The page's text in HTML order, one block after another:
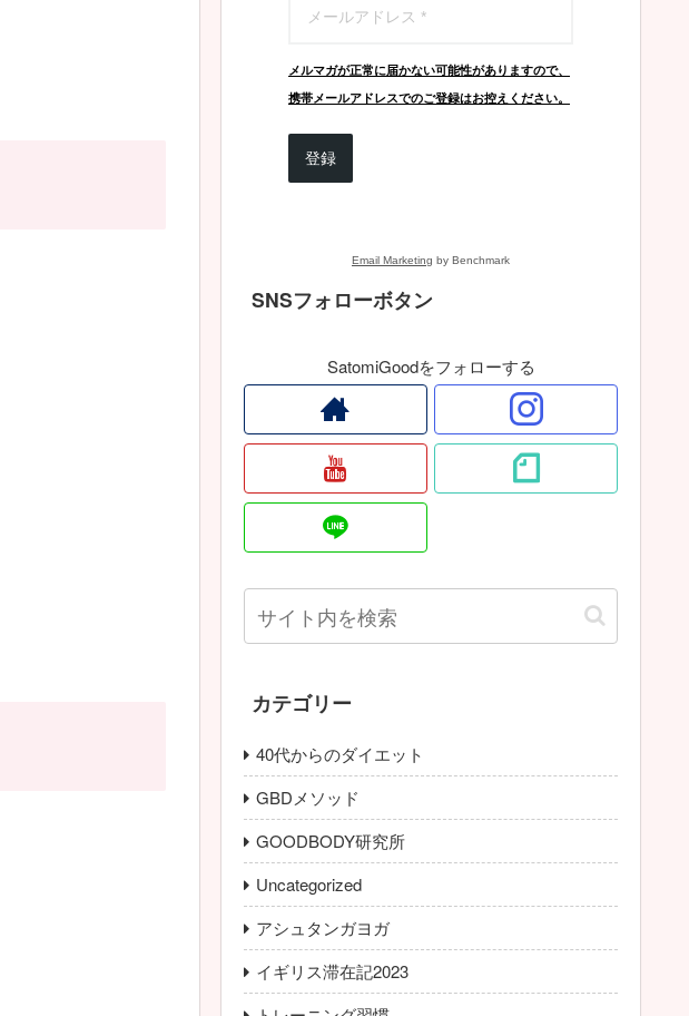
メルマガが正常に届かない可能性がありますので、
携帯メールアドレスでのご登録はお控えください。
登録
Email Marketing by Benchmark
SNSフォローボタン
SatomiGoodをフォローする
カテゴリー
40代からのダイエット
GBDメソッド
GOODBODY研究所
Uncategorized
アシュタンガヨガ
イギリス滞在記2023